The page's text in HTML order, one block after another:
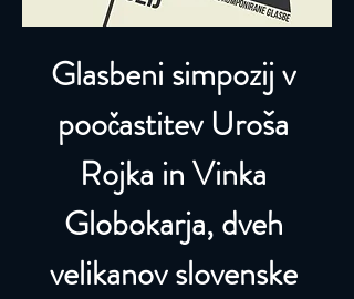
Glasbeni simpozij v
poočastitev Uroša
Rojka in Vinka
Globokarja, dveh
velikanov slovenske